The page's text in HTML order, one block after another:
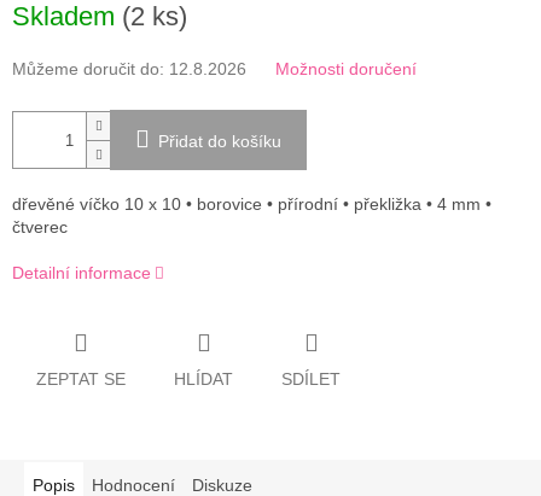
cena:
Skladem (2 ks)
Můžeme doručit do: 12.8.2026 Možnosti doručení
Přidat do košíku
dřevěné víčko 10 x 10 • borovice • přírodní • překližka • 4 mm •
čtverec
Detailní informace
ZEPTAT SE HLÍDAT SDÍLET
Popis Hodnocení Diskuze